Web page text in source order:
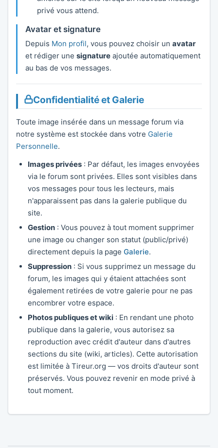
privé vous attend.
Avatar et signature
Depuis Mon profil, vous pouvez choisir un avatar
et rédiger une signature ajoutée automatiquement
au bas de vos messages.
Confidentialité et Galerie
Toute image insérée dans un message forum via
notre système est stockée dans votre Galerie
Personnelle.
Images privées : Par défaut, les images envoyées
via le forum sont privées. Elles sont visibles dans
vos messages pour tous les lecteurs, mais
n'apparaissent pas dans la galerie publique du
site.
Gestion : Vous pouvez à tout moment supprimer
une image ou changer son statut (public/privé)
directement depuis la page Galerie.
Suppression : Si vous supprimez un message du
forum, les images qui y étaient attachées sont
également retirées de votre galerie pour ne pas
encombrer votre espace.
Photos publiques et wiki : En rendant une photo
publique dans la galerie, vous autorisez sa
reproduction avec crédit d'auteur dans d'autres
sections du site (wiki, articles). Cette autorisation
est limitée à Tireur.org — vos droits d'auteur sont
préservés. Vous pouvez revenir en mode privé à
tout moment.